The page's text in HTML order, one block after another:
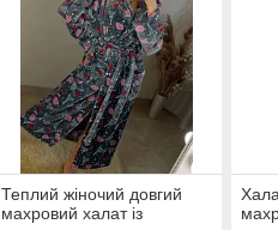
Теплий жіночий довгий
махровий халат із